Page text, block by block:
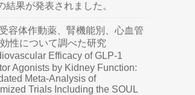
結果が発表されました。
容体作動薬、腎機能別、心血管
性について調べた研究
Efficacy of GLP-1
Agonists by Kidney Function:
Meta-Analysis of
Trials Including the SOUL